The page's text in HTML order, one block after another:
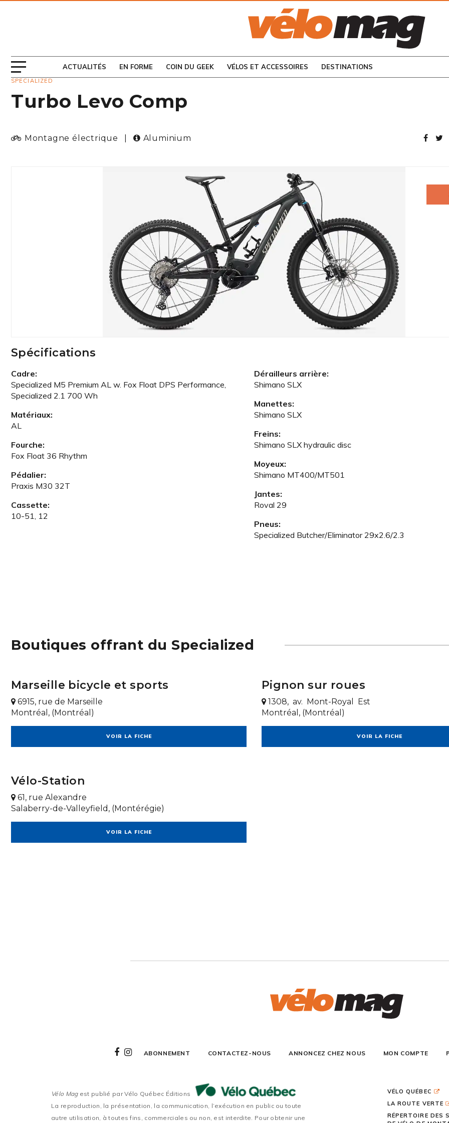
ACTUALITÉS EN FORME COIN DU GEEK VÉLOS ET ACCESSOIRES DESTINATIONS
CONSULTEZ LES
SPECIALIZED
Turbo Levo Comp
Montagne électrique Aluminium
Spécifications
Cadre:
Specialized M5 Premium AL w. Fox Float DPS Performance,
Specialized 2.1 700 Wh
Matériaux:
AL
Fourche:
Fox Float 36 Rhythm
Pédalier:
Praxis M30 32T
Cassette:
10-51, 12
Dérailleurs arrière:
Shimano SLX
Manettes:
Shimano SLX
Freins:
Shimano SLX hydraulic disc
Moyeux:
Shimano MT400/MT501
Jantes:
Roval 29
Pneus:
Specialized Butcher/Eliminator 29x2.6/2.3
Boutiques offrant du Specialized
Marseille bicycle et sports
6915, rue de Marseille
Montréal, (Montréal)
VOIR LA FICHE
Pignon sur roues
1308, av. Mont-Royal Est
Montréal, (Montréal)
VOIR LA FICHE
Vélo-Station
61, rue Alexandre
Salaberry-de-Valleyfield, (Montérégie)
VOIR LA FICHE
ABONNEMENT CONTACTEZ-NOUS ANNONCEZ CHEZ NOUS MON COMPTE
Vélo Magest publié par Vélo Québec Éditions
La reproduction, la présentation, la communication, l’exécution en public ou toute
autre utilisation, à toutes fins, commerciales ou non, est interdite. Pour obtenir une
VÉLO QUÉBEC
LA ROUTE VERTE
RÉPERTOIRE DES